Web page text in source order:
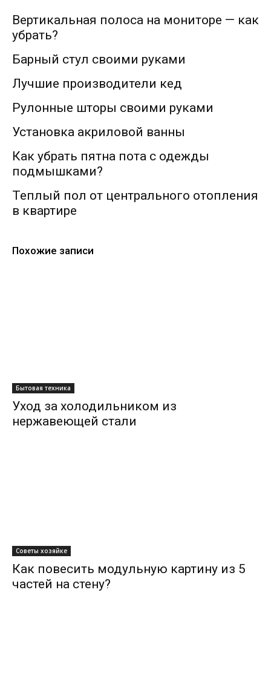
Вертикальная полоса на мониторе — как
убрать?
Барный стул своими руками
Лучшие производители кед
Рулонные шторы своими руками
Установка акриловой ванны
Как убрать пятна пота с одежды
подмышками?
Теплый пол от центрального отопления
в квартире
Похожие записи
Бытовая техника
Уход за холодильником из
нержавеющей стали
Советы хозяйке
Как повесить модульную картину из 5
частей на стену?